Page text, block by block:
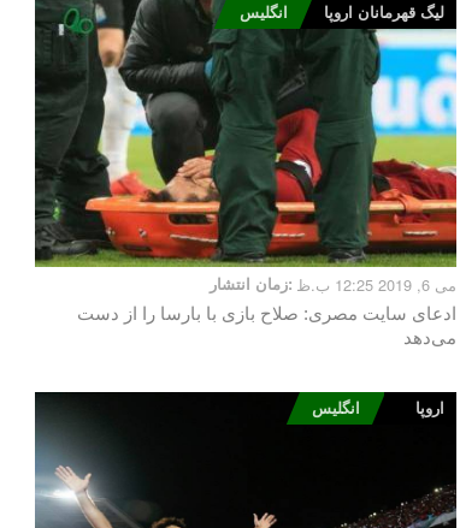
لیگ قهرمانان اروپا انگلیس
زمان انتشار: می 6, 2019 12:25 ب.ظ
ادعای سایت مصری: صلاح بازی با بارسا را از دست
می‌دهد
اروپا انگلیس